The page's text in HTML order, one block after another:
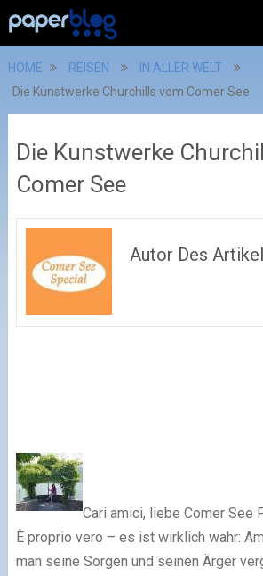
HOME REISEN
IN ALLER WELT
Die Kunstwerke Churchills vom Comer See
Die Kunstwerke
Comer See
Autor Des
Cari amici, liebe Comer See
È proprio vero – es ist wirklich wahr:
man seine Sorgen und seinen Ärger